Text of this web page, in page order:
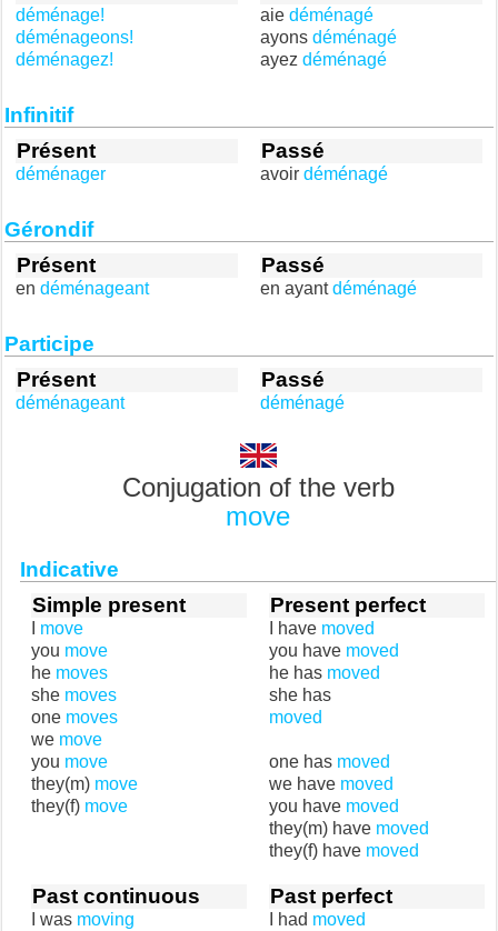
déménage!
déménageons!
déménagez!
aie déménagé
ayons déménagé
ayez déménagé
Infinitif
Présent
déménager
Passé
avoir déménagé
Gérondif
Présent
en déménageant
Passé
en ayantdéménagé
Participe
Présent
déménageant
Passé
déménagé
Conjugation of the verb
move
Indicative
Simple present
move
you move
he moves
she moves
one moves
we move
you move
they(m) move
they(f) move
Present perfect
I have moved
you have moved
he has moved
she has
moved
one has moved
we have moved
you have moved
they(m) have moved
they(f) have moved
Past continuous
I was moving
Past perfect
I had moved